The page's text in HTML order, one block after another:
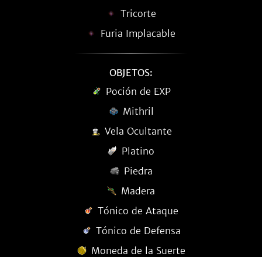
Tricorte
Furia Implacable
OBJETOS:
Poción de EXP
Mithril
Vela Ocultante
Platino
Piedra
Madera
Tónico de Ataque
Tónico de Defensa
Moneda de la Suerte